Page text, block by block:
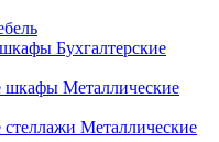
Бухгалтерские
Металлические
Металлические